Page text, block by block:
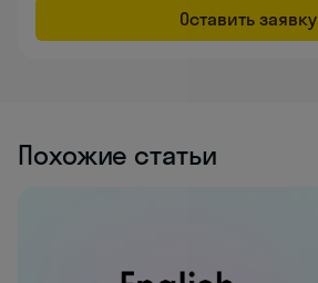
Оставить заявку
Похожие статьи